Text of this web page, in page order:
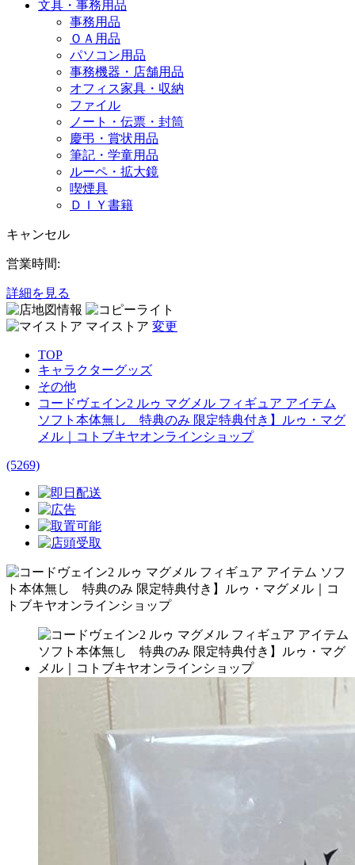
文具・事務用品
事務用品
ＯＡ用品
パソコン用品
事務機器・店舗用品
オフィス家具・収納
ファイル
ノート・伝票・封筒
慶弔・賞状用品
筆記・学童用品
ルーペ・拡大鏡
喫煙具
ＤＩＹ書籍
キャンセル
営業時間:
詳細を見る
マイストア 変更
TOP
キャラクターグッズ
その他
コードヴェイン2 ルゥ マグメル フィギュア アイテム
ソフト本体無し 特典のみ 限定特典付き】ルゥ・マグ
メル｜コトブキヤオンラインショップ
(5269)